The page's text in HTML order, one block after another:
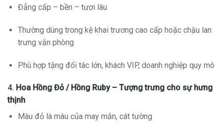
Đẳng cấp – bền – tươi lâu
Thường dùng trong kệ khai trương cao cấp hoặc chậu lan
trưng văn phòng
Phù hợp tặng đối tác lớn, khách VIP, doanh nghiệp quy mô
4. Hoa Hồng Đỏ / Hồng Ruby – Tượng trưng cho sự hưng
thịnh
Màu đỏ là màu của may mắn, cát tường